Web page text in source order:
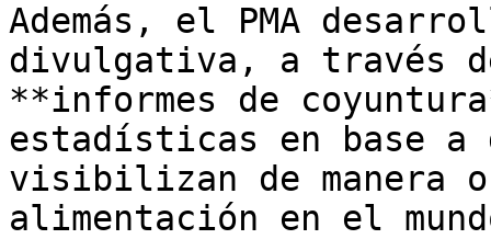
Además, el PMA
divulgativa, a través
**informes de
estadísticas en base a
visibilizan de manera
alimentación en el